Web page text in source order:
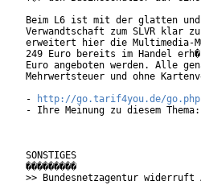
Beim L6 ist mit der glatten
Verwandtschaft zum SLVR klar
erweitert hier die Multimedia-
249 Euro bereits im Handel
Euro angeboten werden. Alle
Mehrwertsteuer und ohne
-
http://go.tarif4you.de/
- Ihre Meinung zu diesem Thema:
SONSTIGES
���������
>> Bundesnetzagentur widerruft